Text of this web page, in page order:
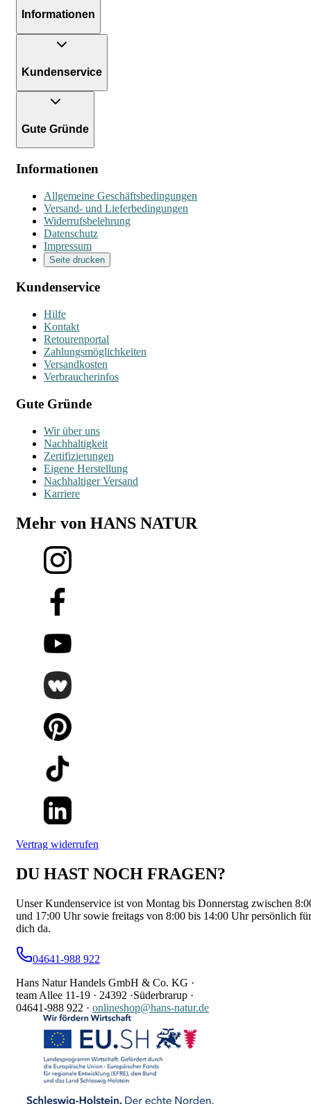
Informationen
Kundenservice
Gute Gründe
Informationen
Allgemeine Geschäftsbedingungen
Versand- und Lieferbedingungen
Widerrufsbelehrung
Datenschutz
Impressum
Seite drucken
Kundenservice
Hilfe
Kontakt
Retourenportal
Zahlungsmöglichkeiten
Versandkosten
Verbraucherinfos
Gute Gründe
Wir über uns
Nachhaltigkeit
Zertifizierungen
Eigene Herstellung
Nachhaltiger Versand
Karriere
Mehr von HANS NATUR
Vertrag widerrufen
DU HAST NOCH FRAGEN?
Unser Kundenservice ist von Montag bis Donnerstag zwischen
und 17:00 Uhr sowie freitags von 8:00 bis 14:00 Uhr persönlich für
dich da.
04641-988 922
Hans Natur Handels GmbH & Co. KG ·
team Allee 11-19 · 24392 ·Süderbrarup ·
04641-988 922 · onlineshop@hans-natur.de